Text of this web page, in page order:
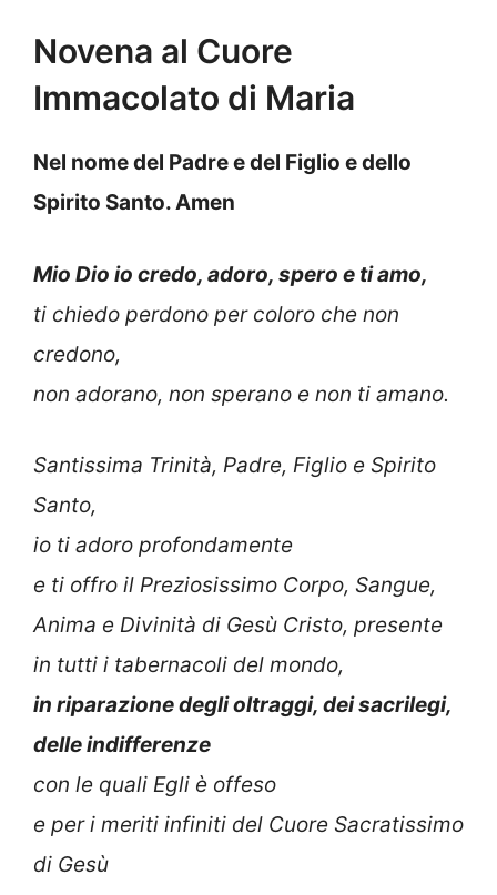
Novena al Cuore
Immacolato di Maria
Nel nome del Padre e del Figlio e dello
Spirito Santo. Amen
Mio Dio io credo, adoro, spero e ti amo,
ti chiedo perdono per coloro che non
credono,
non adorano, non sperano e non ti amano.
Santissima Trinità, Padre, Figlio e Spirito
Santo,
io ti adoro profondamente
e ti offro il Preziosissimo Corpo, Sangue,
Anima e Divinità di Gesù Cristo, presente
in tutti i tabernacoli del mondo,
in riparazione degli oltraggi, dei sacrilegi,
delle indifferenze
con le quali Egli è offeso
e per i meriti infiniti del Cuore Sacratissimo
di Gesù